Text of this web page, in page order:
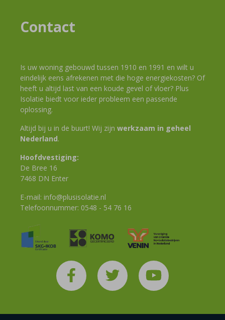
Contact
Is uw woning gebouwd tussen 1910 en 1991 en wilt u
eindelijk eens afrekenen met die hoge energiekosten? Of
heeft u altijd last van een koude gevel of vloer? Plus
Isolatie biedt voor ieder probleem een passende
oplossing.
Altijd bij u in de buurt! Wij zijn werkzaam in geheel
Nederland.
Hoofdvestiging:
De Bree 16
7468 DN Enter
E-mail: info@plusisolatie.nl
Telefoonnummer: 0548 - 54 76 16